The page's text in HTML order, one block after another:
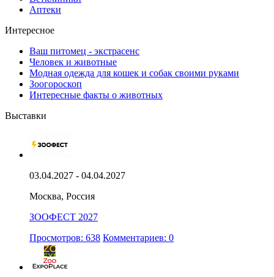
Аптеки
Интересное
Ваш питомец - экстрасенс
Человек и животные
Модная одежда для кошек и собак своими руками
Зоогороскоп
Интересные факты о животных
Выставки
03.04.2027 - 04.04.2027
Москва, Россия
ЗООФЕСТ 2027
Просмотров: 638 Комментариев: 0